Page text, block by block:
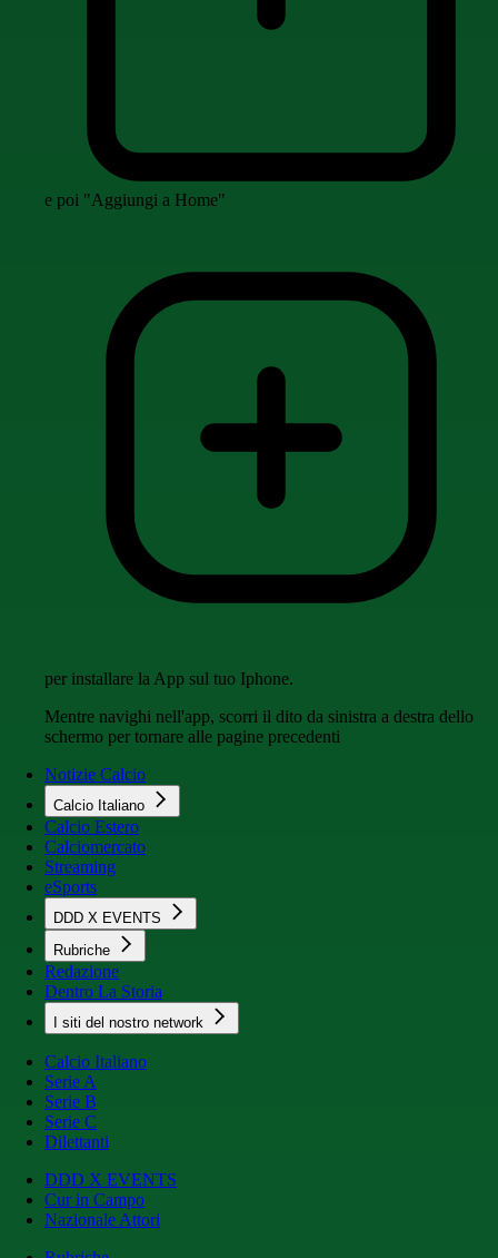
e poi "Aggiungi a Home"
per installare la App sul tuo Iphone.
Mentre navighi nell'app, scorri il dito da sinistra a destra dello
schermo per tornare alle pagine precedenti
Notizie Calcio
Calcio Italiano
Calcio Estero
Calciomercato
Streaming
eSports
DDD X EVENTS
Rubriche
Redazione
Dentro La Storia
I siti del nostro network
Calcio Italiano
Serie A
Serie B
Serie C
Dilettanti
DDD X EVENTS
Cur in Campo
Nazionale Attori